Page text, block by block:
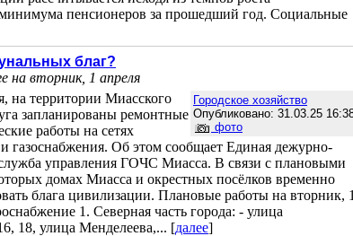
пенсионеров за прошедший год. Социальные
благ?
на вторник, 1 апреля
Городское хозяйство
Опубликовано: 31.03.25
фото
на территории Миасского
запланированы ремонтные
работы на сетях
газоснабжения. Об этом сообщает Единая дежурно-
служба управления ГОЧС Миасса. В связи с плановыми
домах Миасса и окрестных посёлков временно
блага цивилизации. Плановые работы на вторник, 1
1. Северная часть города: - улица
18, улица Менделеева,... [далее]